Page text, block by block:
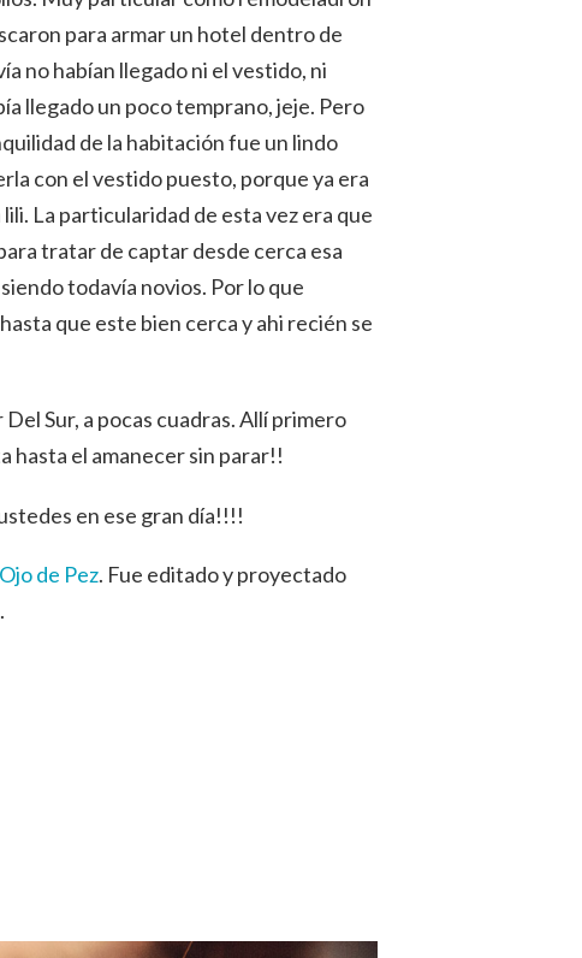
para armar un hotel dentro de
no habían llegado ni el vestido, ni
llegado un poco temprano, jeje. Pero
de la habitación fue un lindo
con el vestido puesto, porque ya era
La particularidad de esta vez era que
tratar de captar desde cerca esa
todavía novios. Por lo que
que este bien cerca y ahi recién se
Sur, a pocas cuadras. Allí primero
hasta el amanecer sin parar!!
en ese gran día!!!!
Ojo de Pez. Fue editado y proyectado